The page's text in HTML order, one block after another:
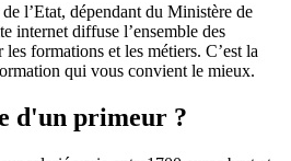
l’Etat, dépendant du Ministère de
internet diffuse l’ensemble des
formations et les métiers. C’est la
qui vous convient le mieux.
d'un primeur ?